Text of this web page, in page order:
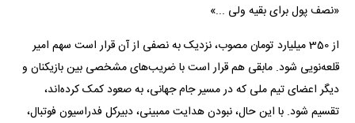
«نصف پول برای بقیه ولی ...»
از 350 میلیارد تومان مصوب، نزدیک به نصفی از آن قرار است سهم امیر
قلعه‌نویی شود. مابقی هم قرار است با ضریب‌های مشخصی بین بازیکنان و
دیگر اعضای تیم ملی که در مسیر جام جهانی، به صعود کمک کرده‌اند،
تقسیم شود. با این حال، نبودن هدایت ممبینی، دبیرکل فدراسیون فوتبال،